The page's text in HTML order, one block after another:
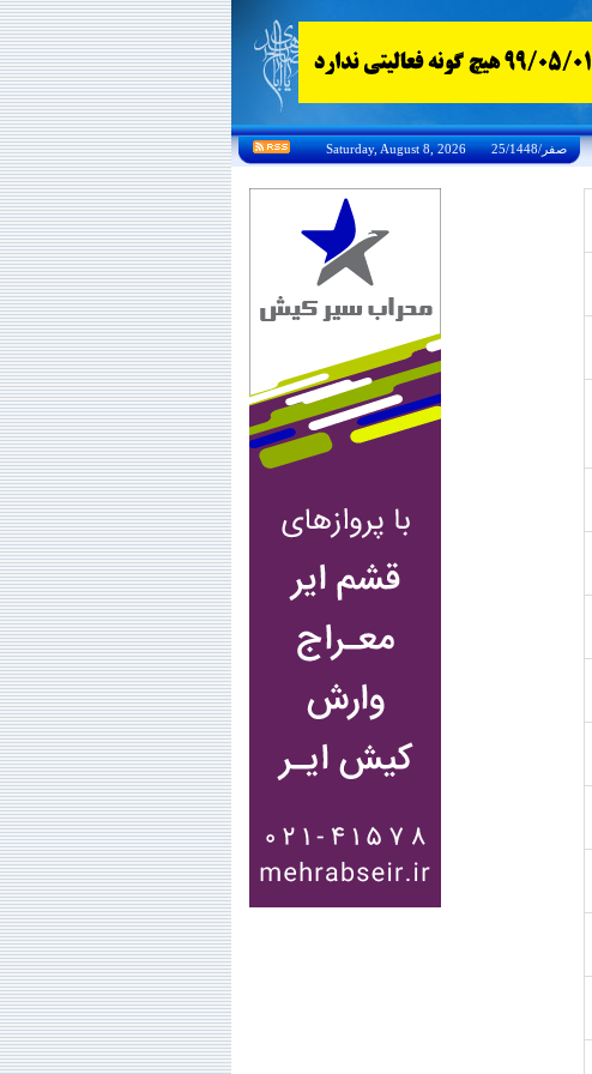
Saturday, August 8, 2026 25/صفر/1448